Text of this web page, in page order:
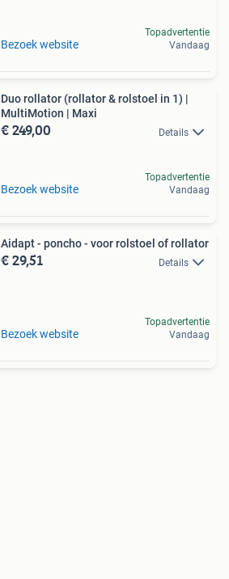
Bezoek website
Topadvertentie
Vandaag
Duo rollator (rollator & rolstoel in 1) |
MultiMotion | Maxi
€ 249,00 Details
Bezoek website
Topadvertentie
Vandaag
Aidapt - poncho - voor rolstoel of rollator
€ 29,51 Details
Bezoek website
Topadvertentie
Vandaag